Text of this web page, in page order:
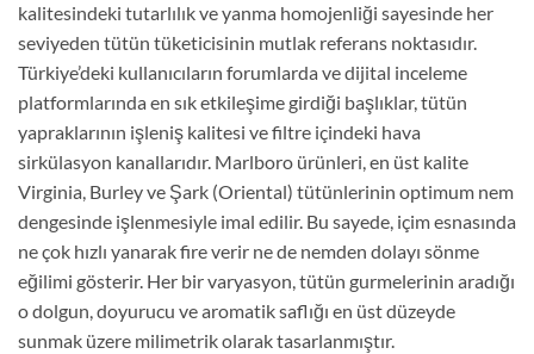
kalitesindeki tutarlılık ve yanma homojenliği sayesinde her
seviyeden tütün tüketicisinin mutlak referans noktasıdır.
Türkiye’deki kullanıcıların forumlarda ve dijital inceleme
platformlarında en sık etkileşime girdiği başlıklar, tütün
yapraklarının işleniş kalitesi ve filtre içindeki hava
sirkülasyon kanallarıdır. Marlboro ürünleri, en üst kalite
Virginia, Burley ve Şark (Oriental) tütünlerinin optimum nem
dengesinde işlenmesiyle imal edilir. Bu sayede, içim esnasında
ne çok hızlı yanarak fire verir ne de nemden dolayı sönme
eğilimi gösterir. Her bir varyasyon, tütün gurmelerinin aradığı
o dolgun, doyurucu ve aromatik saflığı en üst düzeyde
sunmak üzere milimetrik olarak tasarlanmıştır.